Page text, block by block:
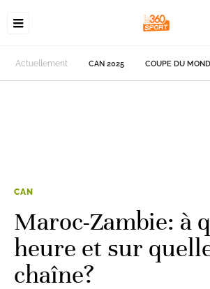
Actuellement CAN 2025 COUPE DU
CAN
Maroc-Zambie: à
heure et sur
chaîne?